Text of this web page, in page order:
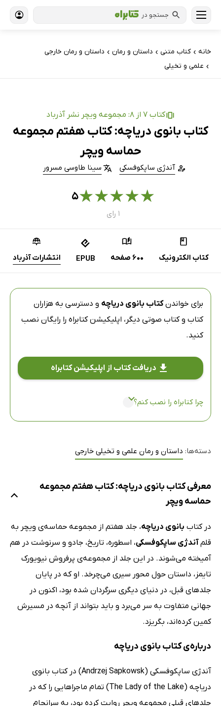
جستجو در
خانه › کتاب‌ متنی › داستان و رمان › داستان و رمان خارجی
› علمی و تخیلی
کتاب 7 از 8: مجموعه ویچر نشر آذرباد
کتاب بانوی دریاچه: کتاب هفتم مجموعه
حماسه ویچر
آندژی ساپکوفسکی سینا طاوسی مسرور
★
★
★
★
★۵
۱ رای
کتاب الکترونیک 600 صفحه EPUB انتشارات آذرباد
برای خواندنکتاب بانوی دریاچه و دسترسی به هزاران
کتاب و کتاب صوتی دیگر، اپلیکیشن کتابراه را رایگان نصب
کنید.
دریافت کتاب از اپلیکیشن کتابراه
چرا کتابراه را نصب کنم؟
دسته‌ها: داستان و رمان علمی و تخیلی خارجی
معرفی کتاب بانوی دریاچه: کتاب هفتم مجموعه
حماسه ویچر
در کتاب بانوی دریاچه، جلد هفتم از مجموعه حماسه‌ی ویچر به
قلمآندژی ساپکوفسکی، اسطوره، تاریخ، جادو و سرنوشت در هم
آمیخته می‌شوند. در این جلد از مجموعه‌ی پرفروش نیویورک
تایمز، داستان حول محور سیری می‌چرخد. او که در پایان
جلدهای قبل، در دنیای دیگری سرگردان شده بود، اکنون در
جهانی متفاوت به سر می‌برد و باید بتواند از آنچه در مسیرش
کمین کرده‌اند، بگریزد.
درباره‌ی کتاب بانوی دریاچه
آندژی ساپکوفسکی (Andrzej Sapkowsk) در کتاب بانوی
دریاچه (The Lady of the Lake) تمام ماجراهایی را که در
جلدهای قبلی مجموعه ویچر روایت کرده بود، به سرانجام